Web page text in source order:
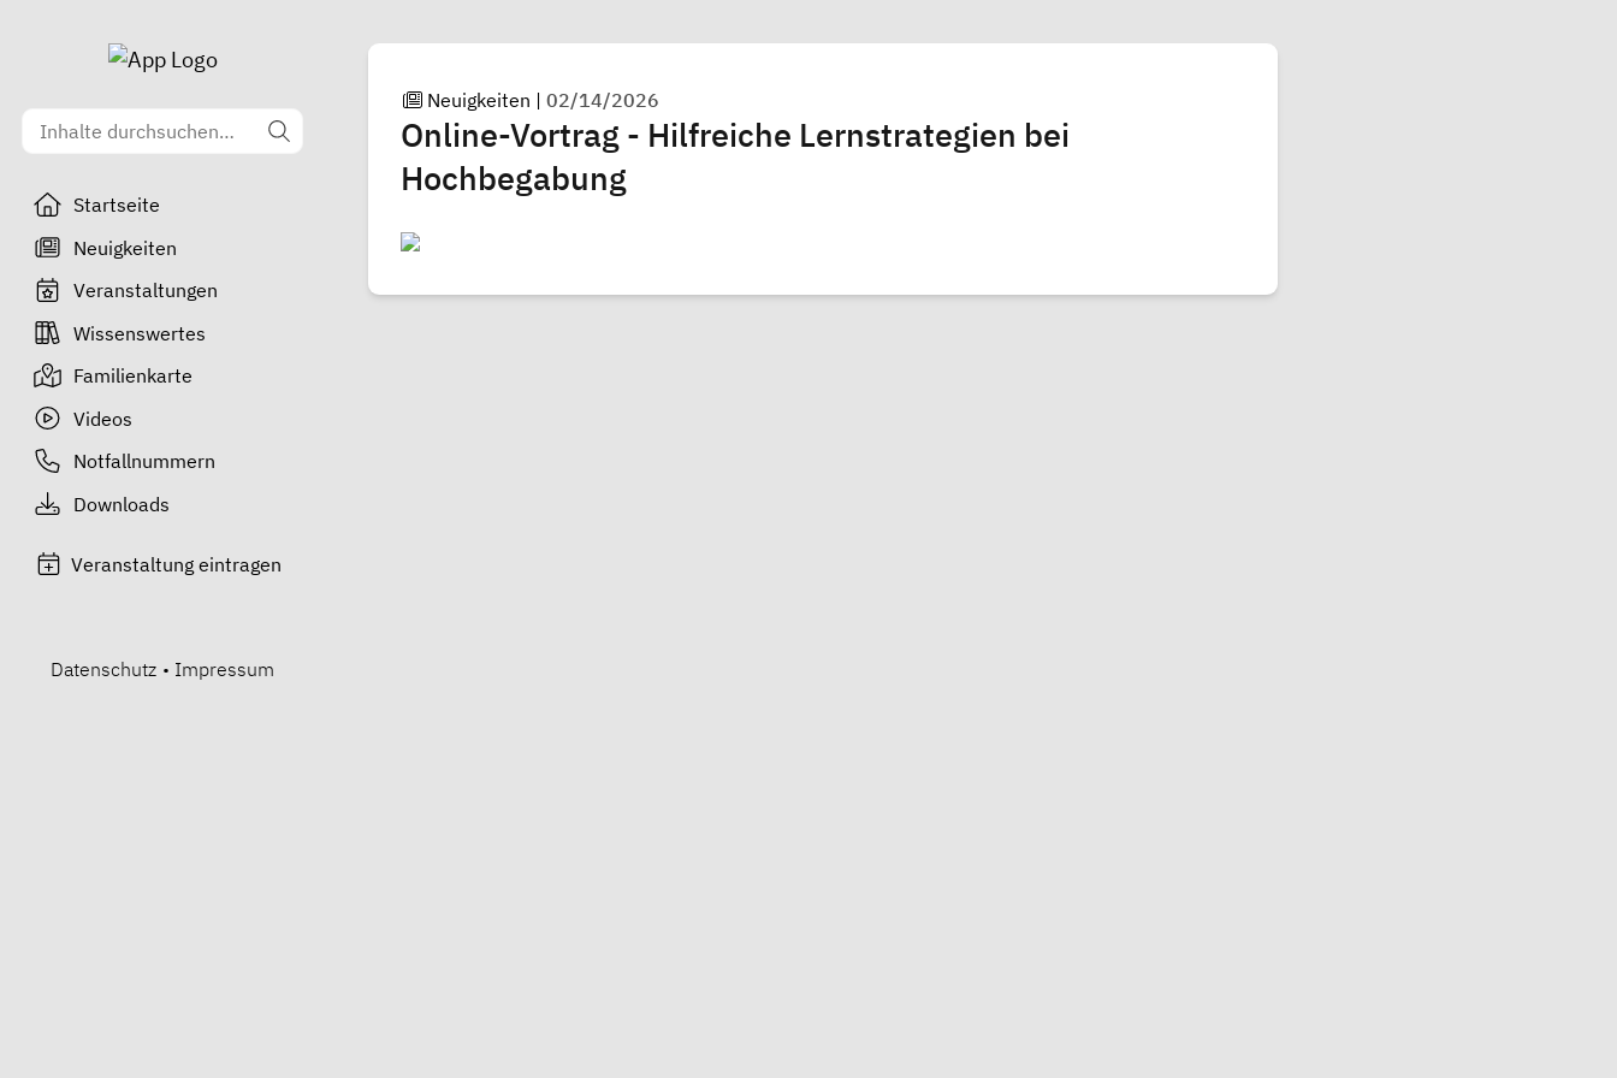
Startseite
Neuigkeiten
Veranstaltungen
Wissenswertes
Familienkarte
Videos
Notfallnummern
Downloads
Veranstaltung eintragen
Datenschutz • Impressum
Neuigkeiten |02/14/2026
Online-Vortrag - Hilfreiche Lernstrategien bei
Hochbegabung